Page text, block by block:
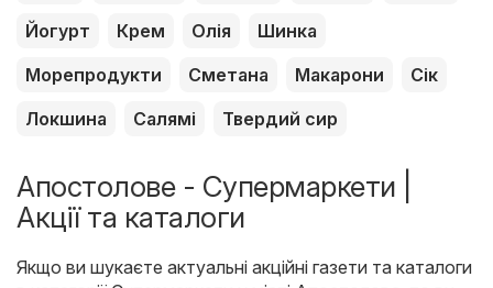
Йогурт
Крем Олія
Шинка
Морепродукти
Сметана Макарони
Сік
Локшина
Салямі Твердий сир
Апостолове - Супермаркети |
Акції та каталоги
Якщо ви шукаєте актуальні акційні газети та каталоги